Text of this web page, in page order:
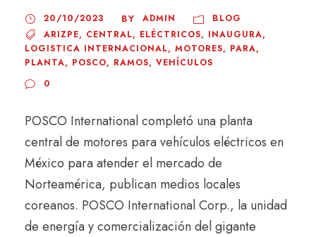
20/10/2023 BY ADMIN
BLOG
ARIZPE, CENTRAL, ELÉCTRICOS, INAUGURA,
LOGISTICA INTERNACIONAL, MOTORES, PARA,
PLANTA, POSCO, RAMOS, VEHÍCULOS
0
POSCO International completó una planta
central de motores para vehículos eléctricos en
México para atender el mercado de
Norteamérica, publican medios locales
coreanos. POSCO International Corp., la unidad
de energía y comercialización del gigante